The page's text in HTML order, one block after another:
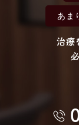
あま
治療